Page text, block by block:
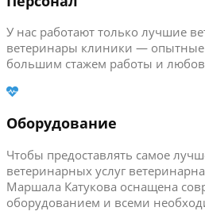
У нас работают только лучшие
ветеринары клиники —
большим стажем работы и
Оборудование
Чтобы предоставлять самое
ветеринарных услуг
Маршала Катукова оснащена
оборудованием и всеми